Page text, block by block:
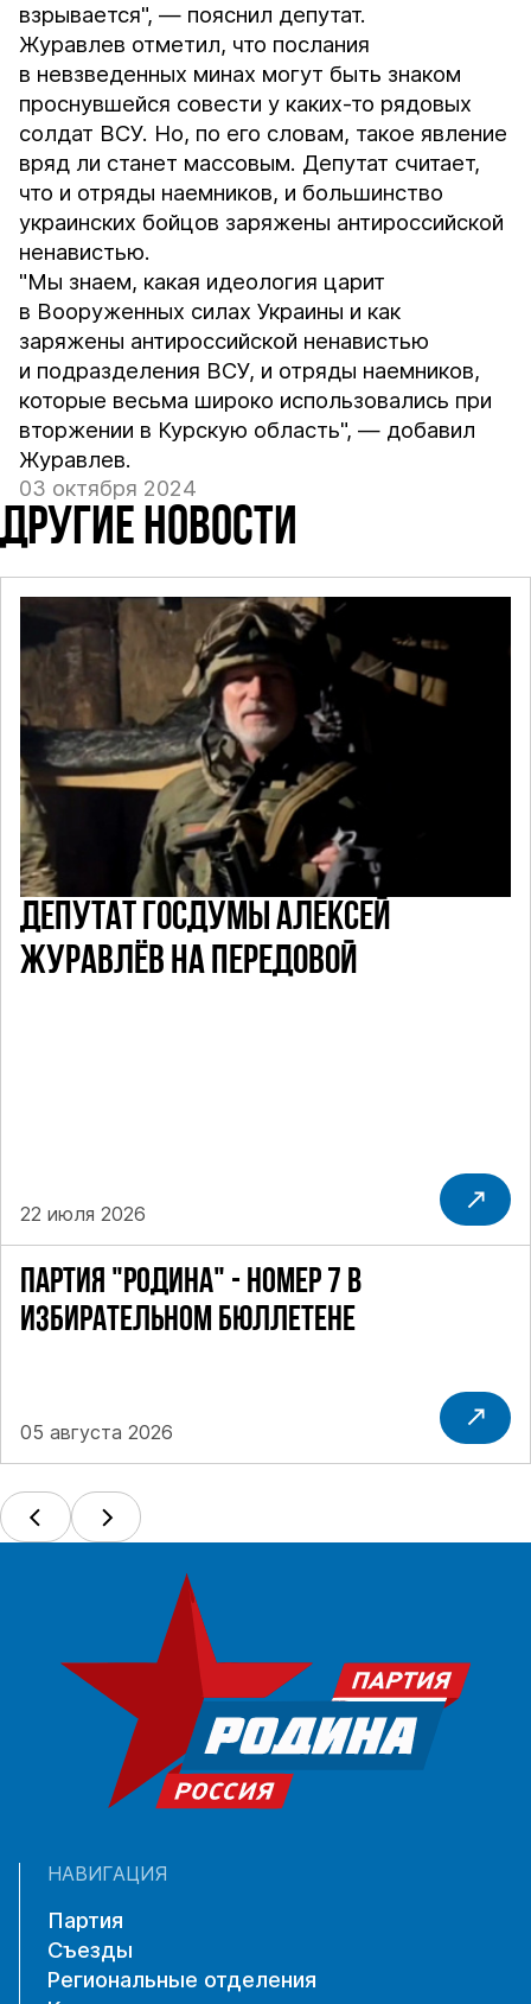
взрывается", — пояснил депутат.
Журавлев отметил, что послания
в невзведенных минах могут быть знаком
проснувшейся совести у каких-то рядовых
солдат ВСУ. Но, по его словам, такое явление
вряд ли станет массовым. Депутат считает,
что и отряды наемников, и большинство
украинских бойцов заряжены антироссийской
ненавистью.
"Мы знаем, какая идеология царит
в Вооруженных силах Украины и как
заряжены антироссийской ненавистью
и подразделения ВСУ, и отряды наемников,
которые весьма широко использовались при
вторжении в Курскую область", — добавил
Журавлев.
03 октября 2024
ДРУГИЕ НОВОСТИ
ПАРТИЯ "РОДИНА" - НОМЕР 7 В
ИЗБИРАТЕЛЬНОМ БЮЛЛЕТЕНЕ
05 августа 2026
ДЕПУТАТ ГОСДУМЫ АЛЕКСЕЙ
ЖУРАВЛЁВ НА ПЕРЕДОВОЙ
22 июля 2026
НАВИГАЦИЯ
Партия
Съезды
Региональные отделения